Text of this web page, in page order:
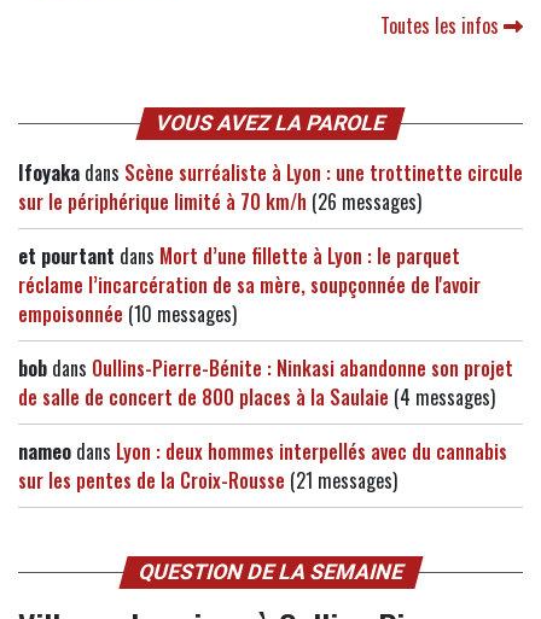
Toutes les infos
VOUS AVEZ LA PAROLE
Ifoyaka dans Scène surréaliste à Lyon : une trottinette circule
sur le périphérique limité à 70 km/h (26 messages)
et pourtant dans Mort d’une fillette à Lyon : le parquet
réclame l’incarcération de sa mère, soupçonnée de l'avoir
empoisonnée (10 messages)
bob dans Oullins-Pierre-Bénite : Ninkasi abandonne son projet
de salle de concert de 800 places à la Saulaie (4 messages)
nameo dans Lyon : deux hommes interpellés avec du cannabis
sur les pentes de la Croix-Rousse (21 messages)
QUESTION DE LA SEMAINE